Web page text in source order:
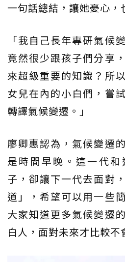
一句話總結，讓她憂心，
「我自己長年專研氣候
竟然很少跟孩子們分享
來超級重要的知識？所
女兒在內的小白們，嘗
轉譯氣候變遷。」
廖卿惠認為，氣候變遷
是時間早晚。這一代
子，卻讓下一代去面對
道」，希望可以用一些
大家知道更多氣候變遷
白人，面對未來才比較不